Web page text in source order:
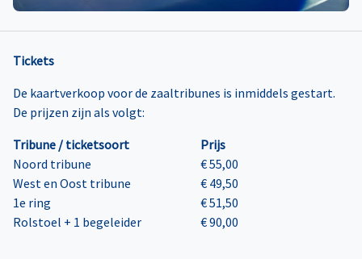
Tickets
De kaartverkoop voor de zaaltribunes is inmiddels gestart.
De prijzen zijn als volgt:
Tribune / ticketsoort
Prijs
Noord tribune
€ 55,00
West en Oost tribune
€ 49,50
1e ring
€ 51,50
Rolstoel + 1 begeleider
€ 90,00